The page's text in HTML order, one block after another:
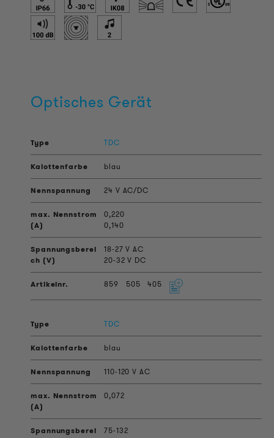
Optisches Gerät
TDC
blau
24 V AC/DC
0,220
0,140
18-27 V AC
20-32 V DC
859 505 405
TDC
blau
110-120 V AC
0,072
75-132